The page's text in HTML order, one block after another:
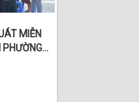
MIỄN
PHƯỜNG